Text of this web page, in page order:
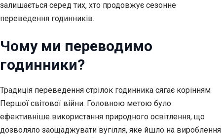
залишається серед тих, хто продовжує сезонне
переведення годинників.
Чому ми переводимо
годинники?
Традиція переведення стрілок годинника сягає корінням
Першої світової війни. Головною метою було
ефективніше використання природного освітлення, що
дозволяло заощаджувати вугілля, яке йшло на вироблення